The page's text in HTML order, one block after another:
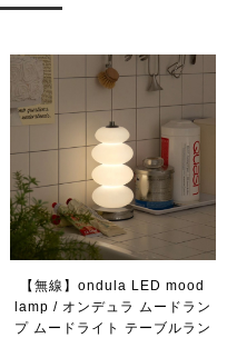
【無線】ondula LED mood
lamp / オンデュラ ムードラン
プ ムードライト テーブルラン